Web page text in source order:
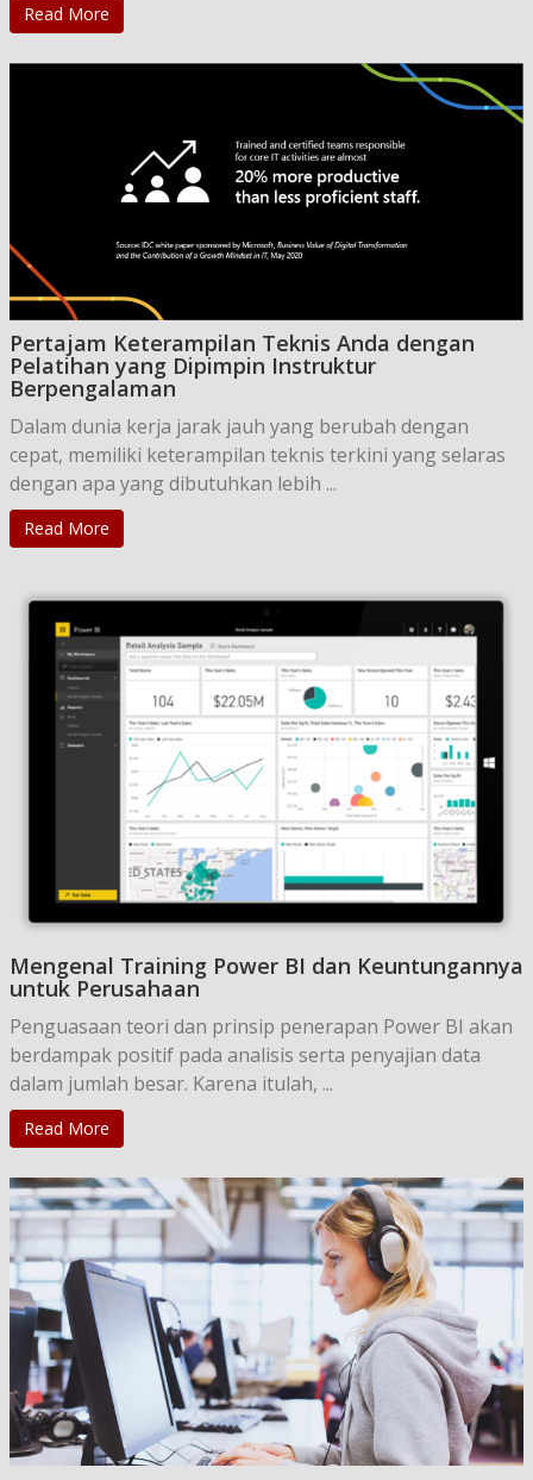
Read More
Pertajam Keterampilan Teknis Anda dengan
Pelatihan yang Dipimpin Instruktur
Berpengalaman
Dalam dunia kerja jarak jauh yang berubah dengan
cepat, memiliki keterampilan teknis terkini yang selaras
dengan apa yang dibutuhkan lebih ...
Read More
Mengenal Training Power BI dan Keuntungannya
untuk Perusahaan
Penguasaan teori dan prinsip penerapan Power BI akan
berdampak positif pada analisis serta penyajian data
dalam jumlah besar. Karena itulah, ...
Read More